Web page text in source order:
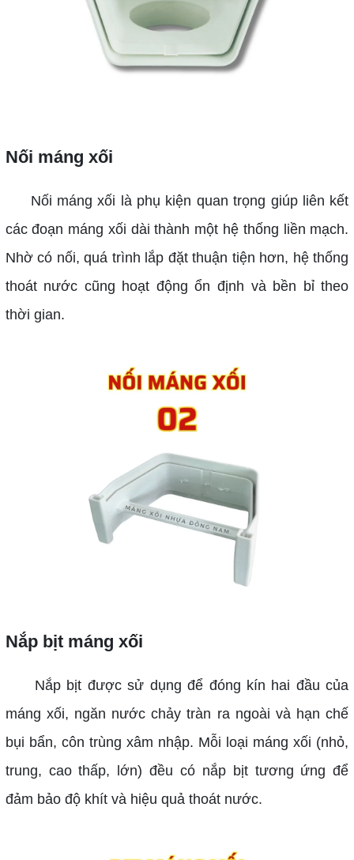
Nối máng xối
Nối máng xối là phụ kiện quan trọng giúp liên kết
các đoạn máng xối dài thành một hệ thống liền mạch.
Nhờ có nối, quá trình lắp đặt thuận tiện hơn, hệ thống
thoát nước cũng hoạt động ổn định và bền bỉ theo
thời gian.
Nắp bịt máng xối
Nắp bịt được sử dụng để đóng kín hai đầu của
máng xối, ngăn nước chảy tràn ra ngoài và hạn chế
bụi bẩn, côn trùng xâm nhập. Mỗi loại máng xối (nhỏ,
trung, cao thấp, lớn) đều có nắp bịt tương ứng để
đảm bảo độ khít và hiệu quả thoát nước.